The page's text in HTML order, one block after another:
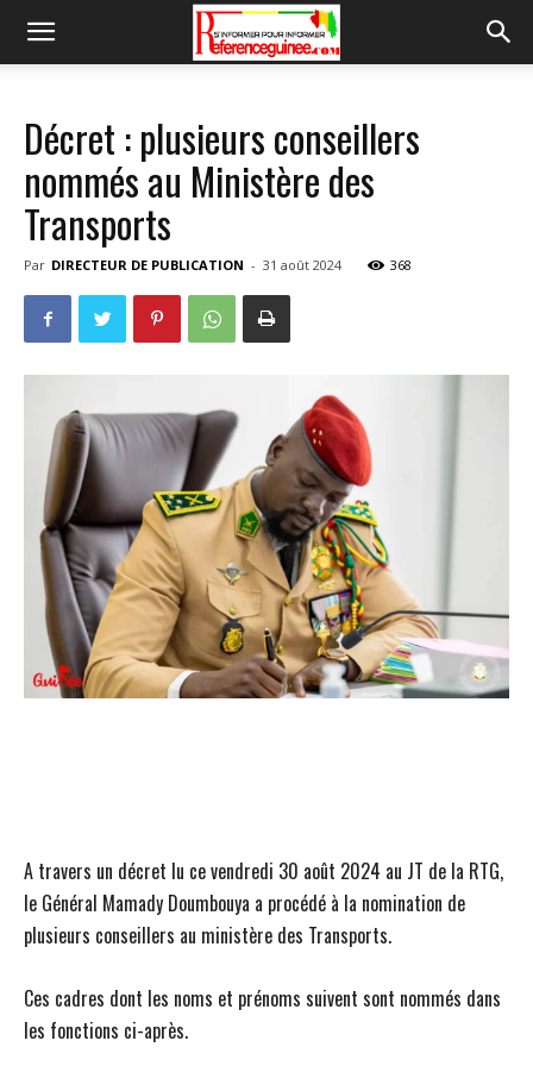
Décret : plusieurs conseillers
nommés au Ministère des
Transports
Par DIRECTEUR DE PUBLICATION - 31 août 2024 368
A travers un décret lu ce vendredi 30 août 2024 au JT de la RTG,
le Général Mamady Doumbouya a procédé à la nomination de
plusieurs conseillers au ministère des Transports.
Ces cadres dont les noms et prénoms suivent sont nommés dans
les fonctions ci-après.